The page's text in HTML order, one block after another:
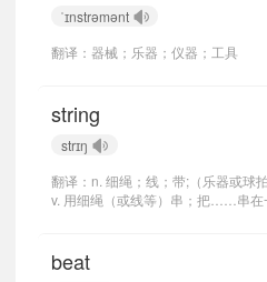
ˈɪnstrəmənt
翻译：器械；乐器；仪器；工具
string
strɪŋ
翻译：n. 细绳；线；带;（乐器或球
v. 用细绳（或线等）串；把……串在
beat